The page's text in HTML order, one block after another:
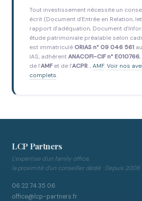
Tout investissement nécessite un
écrit (Document d'Entrée en Relation,
rapport d'adéquation, Document
étude patrimoniale préalable selon
est immatriculé ORIAS n° 09 046 561
IAS, adhérentANACOFI-CIF n° E010766
de l'AMFet de l'ACPR. ,AMF.Voir nos
complets.
LCP Partners
L'expertise d'un family office,
la proximité d'un conseiller dédié · Depuis 2008
06 22 74 35 06
office@lcp-partners.fr